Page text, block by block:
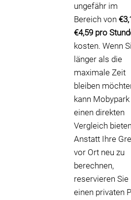
ungefähr im
Bereich von
€4,59 pro
kosten. Wenn
länger als die
maximale Zeit
bleiben
kann Mobypark
einen direkten
Vergleich
Anstatt Ihre
vor Ort neu zu
berechnen,
reservieren Sie
einen privaten